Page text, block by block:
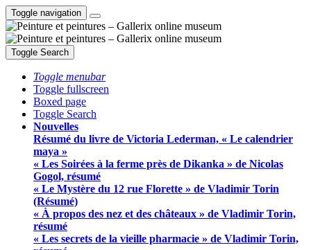
Toggle navigation
Toggle Search
Toggle menubar
Toggle fullscreen
Boxed page
Toggle Search
Nouvelles
Résumé du livre de Victoria Lederman, « Le calendrier
maya »
« Les Soirées à la ferme près de Dikanka » de Nicolas
Gogol, résumé
« Le Mystère du 12 rue Florette » de Vladimir Torin
(Résumé)
« À propos des nez et des châteaux » de Vladimir Torin,
résumé
« Les secrets de la vieille pharmacie » de Vladimir Torin,